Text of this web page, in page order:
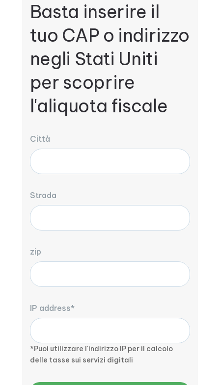
Basta inserire il
tuo CAP o indirizzo
negli Stati Uniti
per scoprire
l'aliquota fiscale
Città
Strada
zip
IP address*
*Puoi utilizzare l'indirizzo IP per il calcolo
delle tasse sui servizi digitali